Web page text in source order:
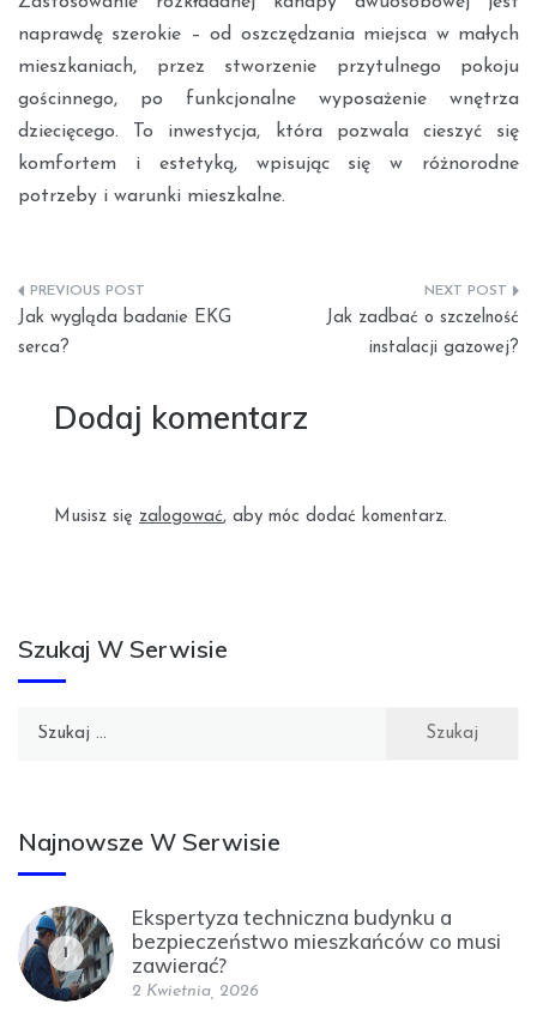
naprawdę szerokie – od oszczędzania miejsca w małych
mieszkaniach, przez stworzenie przytulnego pokoju
gościnnego, po funkcjonalne wyposażenie wnętrza
dziecięcego. To inwestycja, która pozwala cieszyć się
komfortem i estetyką, wpisując się w różnorodne
potrzeby i warunki mieszkalne.
Nawigacja
wpisu
Jak wygląda badanie EKG
serca?
Jak zadbać o szczelność
instalacji gazowej?
Dodaj komentarz
Musisz się zalogować, aby móc dodać komentarz.
Szukaj W Serwisie
Szukaj:
Najnowsze W Serwisie
1
Ekspertyza techniczna budynku a
bezpieczeństwo mieszkańców co musi
zawierać?
2 Kwietnia, 2026